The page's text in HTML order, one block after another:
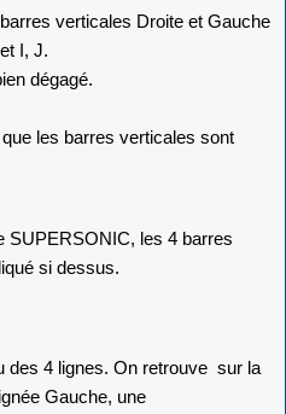
verticales Droite et Gauche
I, J.
dégagé.
les barres verticales sont
SUPERSONIC, les 4 barres
si dessus.
des 4 lignes. On retrouve sur la
Gauche, une